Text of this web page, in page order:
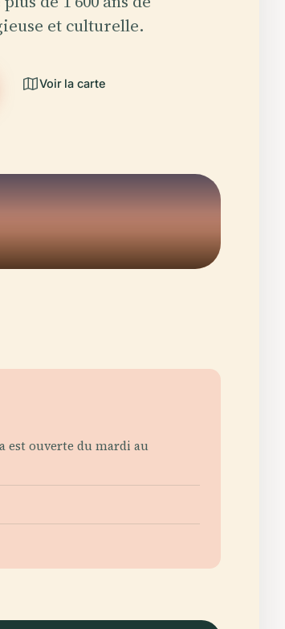
et culturelle.
Voir la carte
est ouverte du mardi au